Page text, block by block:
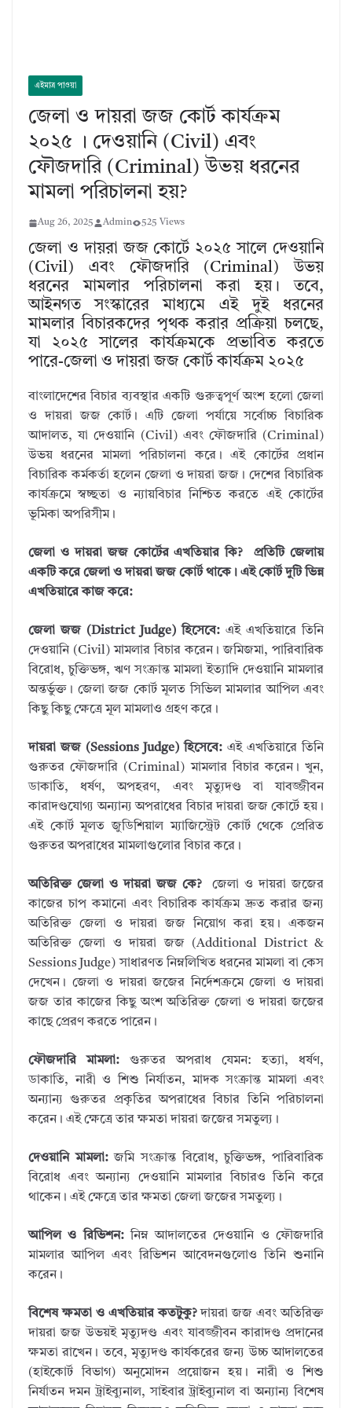
এইমাত্র পাওয়া
জেলা ও দায়রা জজ কোর্ট কার্যক্রম
২০২৫ । দেওয়ানি (Civil) এবং
ফৌজদারি (Criminal) উভয় ধরনের
মামলা পরিচালনা হয়?
Aug 26, 2025 Admin 525 Views
জেলা ও দায়রা জজ কোর্টে ২০২৫ সালে দেওয়ানি
(Civil) এবং ফৌজদারি (Criminal) উভয়
ধরনের মামলার পরিচালনা করা হয়। তবে,
আইনগত সংস্কারের মাধ্যমে এই দুই ধরনের
মামলার বিচারকদের পৃথক করার প্রক্রিয়া চলছে,
যা ২০২৫ সালের কার্যক্রমকে প্রভাবিত করতে
পারে-জেলা ও দায়রা জজ কোর্ট কার্যক্রম ২০২৫
বাংলাদেশের বিচার ব্যবস্থার একটি গুরুত্বপূর্ণ অংশ হলো জেলা
ও দায়রা জজ কোর্ট। এটি জেলা পর্যায়ে সর্বোচ্চ বিচারিক
আদালত, যা দেওয়ানি (Civil) এবং ফৌজদারি (Criminal)
উভয় ধরনের মামলা পরিচালনা করে। এই কোর্টের প্রধান
বিচারিক কর্মকর্তা হলেন জেলা ও দায়রা জজ। দেশের বিচারিক
কার্যক্রমে স্বচ্ছতা ও ন্যায়বিচার নিশ্চিত করতে এই কোর্টের
ভূমিকা অপরিসীম।
জেলা ও দায়রা জজ কোর্টের এখতিয়ার কি? প্রতিটি জেলায়
একটি করে জেলা ও দায়রা জজ কোর্ট থাকে। এই কোর্ট দুটি ভিন্ন
এখতিয়ারে কাজ করে:
জেলা জজ (District Judge) হিসেবে: এই এখতিয়ারে তিনি
দেওয়ানি (Civil) মামলার বিচার করেন। জমিজমা, পারিবারিক
বিরোধ, চুক্তিভঙ্গ, ঋণ সংক্রান্ত মামলা ইত্যাদি দেওয়ানি মামলার
অন্তর্ভুক্ত। জেলা জজ কোর্ট মূলত সিভিল মামলার আপিল এবং
কিছু কিছু ক্ষেত্রে মূল মামলাও গ্রহণ করে।
দায়রা জজ (Sessions Judge) হিসেবে: এই এখতিয়ারে তিনি
গুরুতর ফৌজদারি (Criminal) মামলার বিচার করেন। খুন,
ডাকাতি, ধর্ষণ, অপহরণ, এবং মৃত্যুদণ্ড বা যাবজ্জীবন
কারাদণ্ডযোগ্য অন্যান্য অপরাধের বিচার দায়রা জজ কোর্টে হয়।
এই কোর্ট মূলত জুডিশিয়াল ম্যাজিস্ট্রেট কোর্ট থেকে প্রেরিত
গুরুতর অপরাধের মামলাগুলোর বিচার করে।
অতিরিক্ত জেলা ও দায়রা জজ কে?জেলা ও দায়রা জজের
কাজের চাপ কমানো এবং বিচারিক কার্যক্রম দ্রুত করার জন্য
অতিরিক্ত জেলা ও দায়রা জজ নিয়োগ করা হয়। একজন
অতিরিক্ত জেলা ও দায়রা জজ (Additional District &
Sessions Judge) সাধারণত নিম্নলিখিত ধরনের মামলা বা কেস
দেখেন। জেলা ও দায়রা জজের নির্দেশক্রমে জেলা ও দায়রা
জজ তার কাজের কিছু অংশ অতিরিক্ত জেলা ও দায়রা জজের
কাছে প্রেরণ করতে পারেন।
ফৌজদারি মামলা: গুরুতর অপরাধ যেমন: হত্যা, ধর্ষণ,
ডাকাতি, নারী ও শিশু নির্যাতন, মাদক সংক্রান্ত মামলা এবং
অন্যান্য গুরুতর প্রকৃতির অপরাধের বিচার তিনি পরিচালনা
করেন। এই ক্ষেত্রে তার ক্ষমতা দায়রা জজের সমতুল্য।
দেওয়ানি মামলা:জমি সংক্রান্ত বিরোধ, চুক্তিভঙ্গ, পারিবারিক
বিরোধ এবং অন্যান্য দেওয়ানি মামলার বিচারও তিনি করে
থাকেন। এই ক্ষেত্রে তার ক্ষমতা জেলা জজের সমতুল্য।
আপিল ও রিভিশন:নিম্ন আদালতের দেওয়ানি ও ফৌজদারি
মামলার আপিল এবং রিভিশন আবেদনগুলোও তিনি শুনানি
করেন।
বিশেষ ক্ষমতা ও এখতিয়ার কতটুকু?দায়রা জজ এবং অতিরিক্ত
দায়রা জজ উভয়ই মৃত্যুদণ্ড এবং যাবজ্জীবন কারাদণ্ড প্রদানের
ক্ষমতা রাখেন। তবে, মৃত্যুদণ্ড কার্যকরের জন্য উচ্চ আদালতের
(হাইকোর্ট বিভাগ) অনুমোদন প্রয়োজন হয়। নারী ও শিশু
নির্যাতন দমন ট্রাইব্যুনাল, সাইবার ট্রাইব্যুনাল বা অন্যান্য বিশেষ